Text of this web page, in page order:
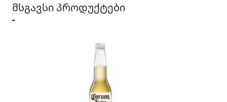
მსგავსი პროდუქტები